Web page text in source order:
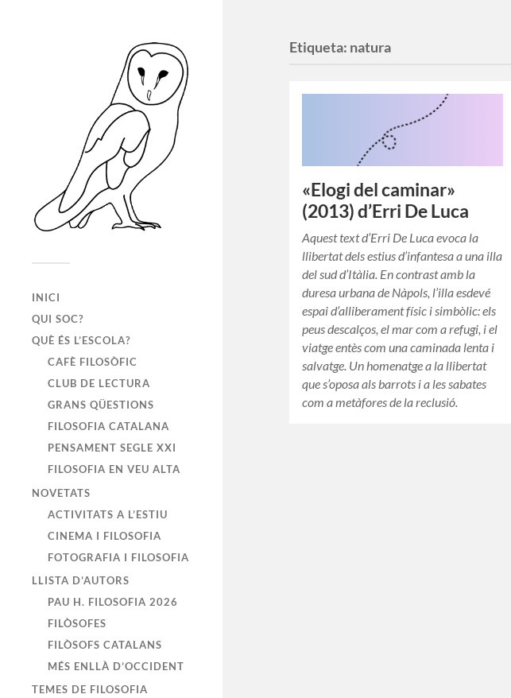
INICI
QUI SOC?
QUÈ ÉS L’ESCOLA?
CAFÈ FILOSÒFIC
CLUB DE LECTURA
GRANS QÜESTIONS
FILOSOFIA CATALANA
PENSAMENT SEGLE XXI
FILOSOFIA EN VEU ALTA
NOVETATS
ACTIVITATS A L’ESTIU
CINEMA I FILOSOFIA
FOTOGRAFIA I FILOSOFIA
LLISTA D’AUTORS
PAU H. FILOSOFIA 2026
FILÒSOFES
FILÒSOFS CATALANS
MÉS ENLLÀ D’OCCIDENT
TEMES DE FILOSOFIA
Etiqueta: natura
«Elogi del caminar»
(2013) d’Erri De Luca
Aquest text d’Erri De Luca evoca la
llibertat dels estius d’infantesa a una illa
del sud d’Itàlia. En contrast amb la
duresa urbana de Nàpols, l’illa esdevé
espai d’alliberament físic i simbòlic: els
peus descalços, el mar com a refugi, i el
viatge entès com una caminada lenta i
salvatge. Un homenatge a la llibertat
que s’oposa als barrots i a les sabates
com a metàfores de la reclusió.